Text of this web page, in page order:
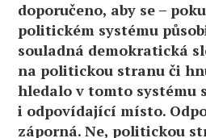
doporučeno, aby se –
politickém systému
souladná demokratická
na politickou stranu či
hledalo v tomto systému
i odpovídající místo.
záporná. Ne, politickou